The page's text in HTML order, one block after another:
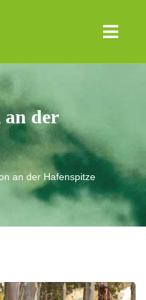
der
an der Hafenspitze